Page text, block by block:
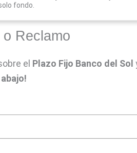
fondo.
Reclamo
el Plazo Fijo Banco del Sol